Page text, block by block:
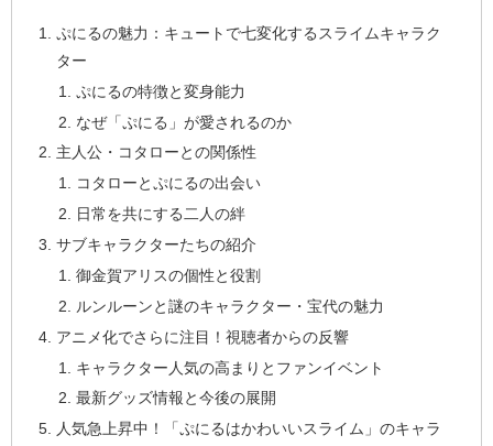
ぷにるの魅力：キュートで七変化するスライムキャラク
ター
ぷにるの特徴と変身能力
なぜ「ぷにる」が愛されるのか
主人公・コタローとの関係性
コタローとぷにるの出会い
日常を共にする二人の絆
サブキャラクターたちの紹介
御金賀アリスの個性と役割
ルンルーンと謎のキャラクター・宝代の魅力
アニメ化でさらに注目！視聴者からの反響
キャラクター人気の高まりとファンイベント
最新グッズ情報と今後の展開
人気急上昇中！「ぷにるはかわいいスライム」のキャラ